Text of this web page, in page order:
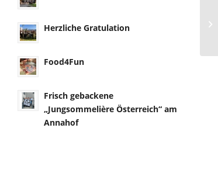
Herzliche Gratulation
Food4Fun
Frisch gebackene
„Jungsommelière Österreich“ am
Annahof